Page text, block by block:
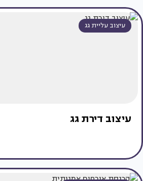
עיצוב עליית גג
עיצוב דירת גג